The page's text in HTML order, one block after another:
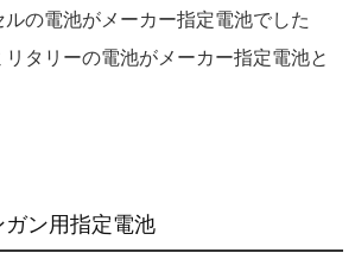
の電池がメーカー指定電池でした
タリーの電池がメーカー指定電池と
ン用指定電池